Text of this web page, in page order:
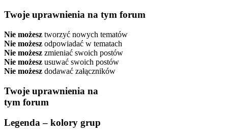
Twoje uprawnienia na tym forum
Nie możesz tworzyć nowych tematów
Nie możesz odpowiadać w tematach
Nie możesz zmieniać swoich postów
Nie możesz usuwać swoich postów
Nie możesz dodawać załączników
Twoje uprawnienia na
tym forum
Legenda – kolory grup